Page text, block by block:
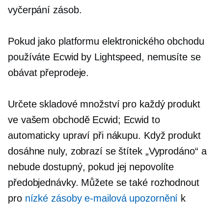
vyčerpání zásob.
Pokud jako platformu elektronického obchodu
používáte Ecwid by Lightspeed, nemusíte se
obávat přeprodeje.
Určete skladové množství pro každý produkt
ve vašem obchodě Ecwid; Ecwid to
automaticky upraví při nákupu. Když produkt
dosáhne nuly, zobrazí se štítek „Vyprodáno“ a
nebude dostupný, pokud jej nepovolíte
předobjednávky. Můžete se také rozhodnout
pro nízké zásobye-mailová upozornění k